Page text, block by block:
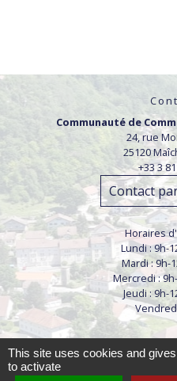
Communauté de
24, rue
25120
+33 3
Contact
Horaires
Lundi : 9h-
Mardi : 9h-
Mercredi :
Jeudi : 9h-
This site uses cookies and
to activate